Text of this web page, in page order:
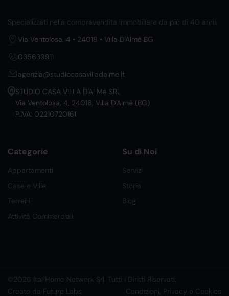
Specializzati nella compravendita immobiliare da più di 40 anni.
Via Ventolosa, 4 • 24018 • Villa D'Almè BG
035639911
agenzia@studiocasavilladalme.it
STUDIO CASA VILLA D'ALMè SRL
Via Ventolosa, 4, 24018, Villa D'Almè (BG)
P.IVA: 02210720161
Categorie
Appartamenti
Case e Ville
Terreni
Attività Commerciali
Su di Noi
Servizi
Storia
Blog
©2026 Ital Home Network Srl. Tutti i Diritti Riservati.
Creato da Future Labs
Condizioni, Privacy e Cookies